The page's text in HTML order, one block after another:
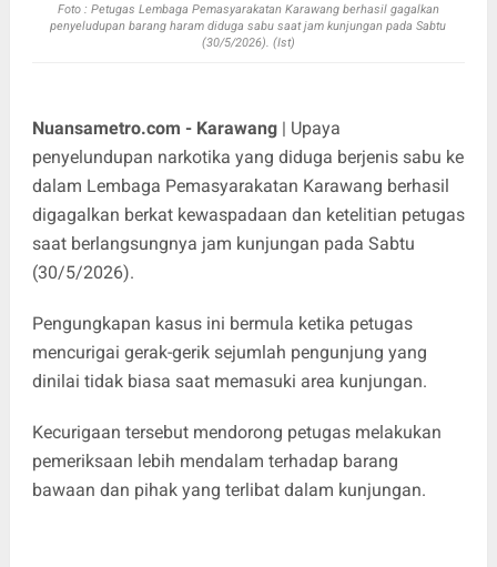
Foto : Petugas Lembaga Pemasyarakatan Karawang berhasil gagalkan
penyeludupan barang haram diduga sabu saat jam kunjungan pada Sabtu
(30/5/2026). (Ist)
Nuansametro.com - Karawang| Upaya
penyelundupan narkotika yang diduga berjenis sabu ke
dalam Lembaga Pemasyarakatan Karawang berhasil
digagalkan berkat kewaspadaan dan ketelitian petugas
saat berlangsungnya jam kunjungan pada Sabtu
(30/5/2026).
Pengungkapan kasus ini bermula ketika petugas
mencurigai gerak-gerik sejumlah pengunjung yang
dinilai tidak biasa saat memasuki area kunjungan.
Kecurigaan tersebut mendorong petugas melakukan
pemeriksaan lebih mendalam terhadap barang
bawaan dan pihak yang terlibat dalam kunjungan.